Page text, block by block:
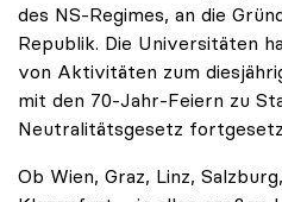
des NS-Regimes, an die
Republik. Die Universitäten
von Aktivitäten zum
mit den 70-Jahr-Feiern zu
Neutralitätsgesetz
Ob Wien, Graz, Linz,